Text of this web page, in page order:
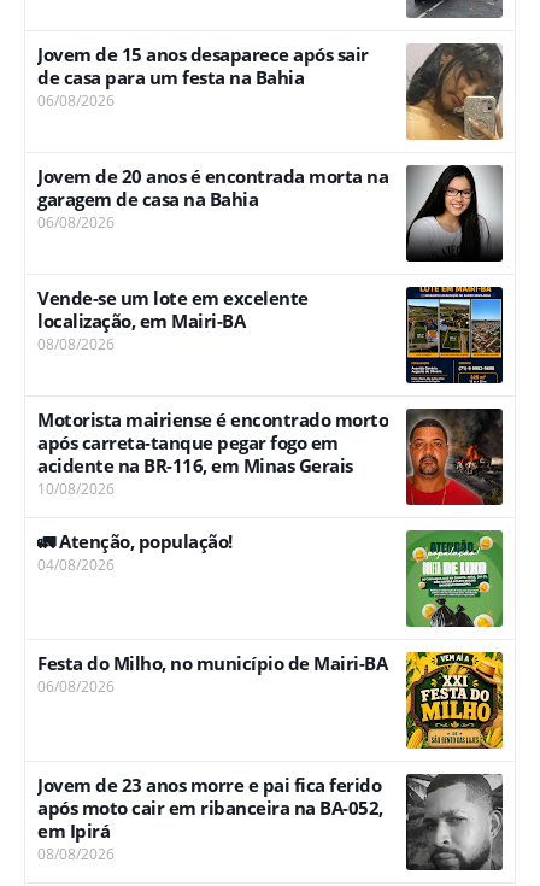
Jovem de 15 anos desaparece após sair
de casa para um festa na Bahia
06/08/2026
Jovem de 20 anos é encontrada morta na
garagem de casa na Bahia
06/08/2026
Vende-se um lote em excelente
localização, em Mairi-BA
08/08/2026
Motorista mairiense é encontrado morto
após carreta-tanque pegar fogo em
acidente na BR-116, em Minas Gerais
10/08/2026
🚛 Atenção, população!
04/08/2026
Festa do Milho, no município de Mairi-BA
06/08/2026
Jovem de 23 anos morre e pai fica ferido
após moto cair em ribanceira na BA-052,
em Ipirá
08/08/2026